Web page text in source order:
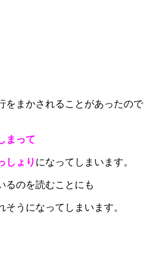
をまかされることがあったので
まって
しょり になってしまいます。
るのを読むことにも
そうになってしまいます。